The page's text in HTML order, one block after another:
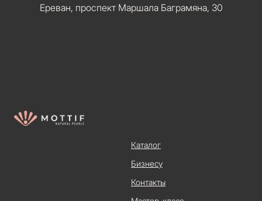
Ереван, проспект Маршала Баграмяна, 30
Каталог
Бизнесу
Контакты